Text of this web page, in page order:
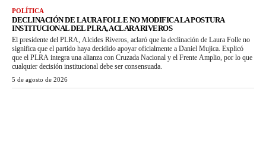
POLÍTICA
DECLINACIÓN DE LAURA FOLLE NO MODIFICA LA POSTURA
INSTITUCIONAL DEL PLRA, ACLARA RIVEROS
El presidente del PLRA, Alcides Riveros, aclaró que la declinación de Laura Folle no
significa que el partido haya decidido apoyar oficialmente a Daniel Mujica. Explicó
que el PLRA integra una alianza con Cruzada Nacional y el Frente Amplio, por lo que
cualquier decisión institucional debe ser consensuada.
5 de agosto de 2026